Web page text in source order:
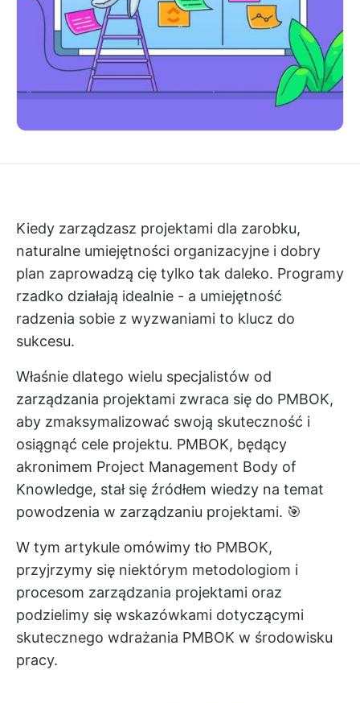
Kiedy zarządzasz projektami dla zarobku,
naturalne umiejętności organizacyjne i dobry
plan zaprowadzą cię tylko tak daleko. Programy
rzadko działają idealnie - a umiejętność
radzenia sobie z wyzwaniami to klucz do
sukcesu.
Właśnie dlatego wielu specjalistów od
zarządzania projektami zwraca się do PMBOK,
aby zmaksymalizować swoją skuteczność i
osiągnąć cele projektu. PMBOK, będący
akronimem Project Management Body of
Knowledge, stał się źródłem wiedzy na temat
powodzenia w zarządzaniu projektami. 🎯
W tym artykule omówimy tło PMBOK,
przyjrzymy się niektórym metodologiom i
procesom zarządzania projektami oraz
podzielimy się wskazówkami dotyczącymi
skutecznego wdrażania PMBOK w środowisku
pracy.